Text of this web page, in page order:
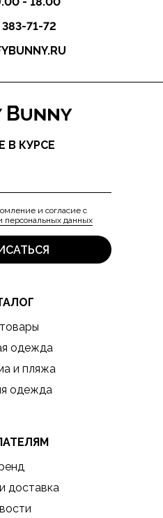
383-71-72
одежда
и пляжа
одежда
доставка
и согласие с
персональных данных
В КУРСЕ